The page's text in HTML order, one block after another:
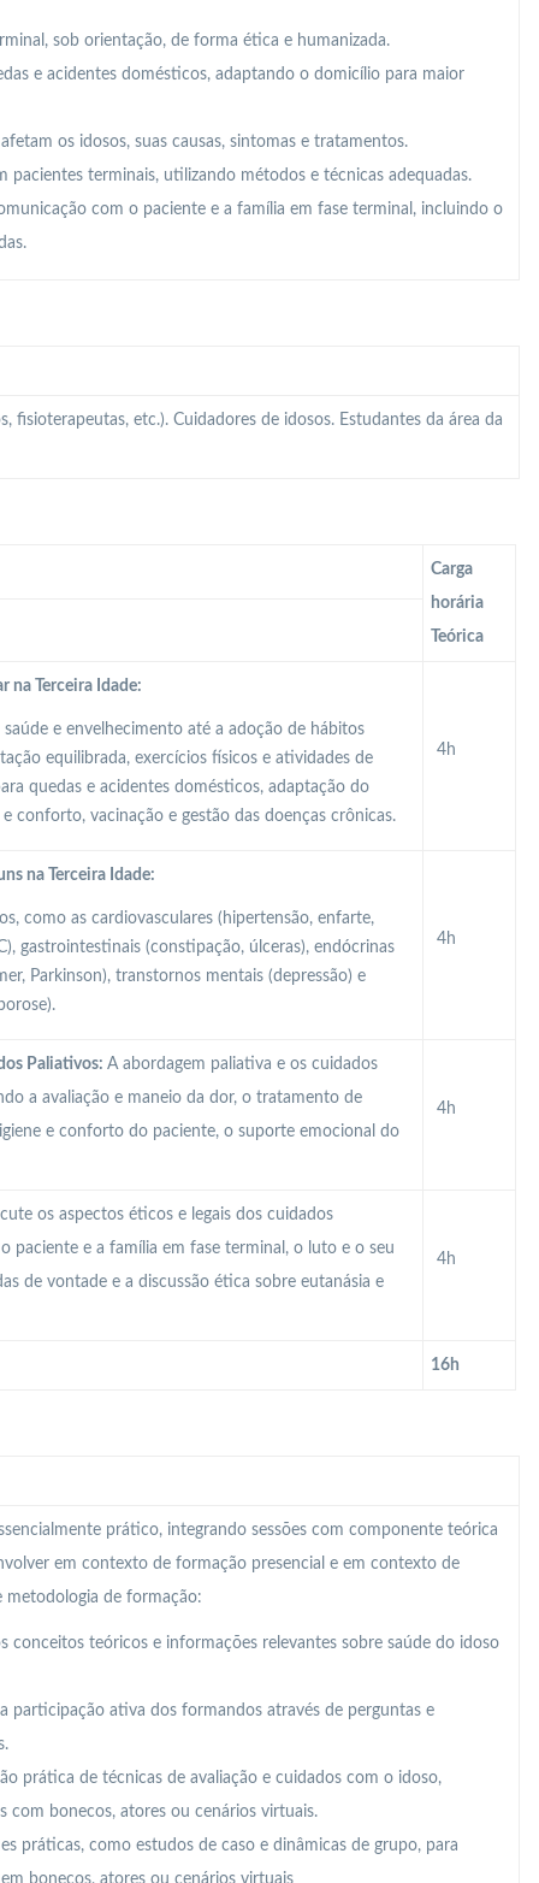
sob orientação, de forma ética e humanizada.
e acidentes domésticos, adaptando o domicílio para maior
os idosos, suas causas, sintomas e tratamentos.
pacientes terminais, utilizando métodos e técnicas adequadas.
com o paciente e a família em fase terminal, incluindo o
fisioterapeutas, etc.). Cuidadores de idosos. Estudantes da área da
Carga
horária
Teórica
na Terceira Idade:
e envelhecimento até a adoção de hábitos
equilibrada, exercícios físicos e atividades de
quedas e acidentes domésticos, adaptação do
conforto, vacinação e gestão das doenças crônicas.
4h
na Terceira Idade:
como as cardiovasculares (hipertensão, enfarte,
gastrointestinais (constipação, úlceras), endócrinas
Parkinson), transtornos mentais (depressão) e
4h
Paliativos: A abordagem paliativa e os cuidados
a avaliação e maneio da dor, o tratamento de
e conforto do paciente, o suporte emocional do
4h
os aspectos éticos e legais dos cuidados
paciente e a família em fase terminal, o luto e o seu
de vontade e a discussão ética sobre eutanásia e
4h
16h
prático, integrando sessões com componente teórica
em contexto de formação presencial e em contexto de
de formação:
conceitos teóricos e informações relevantes sobre saúde do idoso
participação ativa dos formandos através de perguntas e
prática de técnicas de avaliação e cuidados com o idoso,
com bonecos, atores ou cenários virtuais.
práticas, como estudos de caso e dinâmicas de grupo, para
bonecos, atores ou cenários virtuais